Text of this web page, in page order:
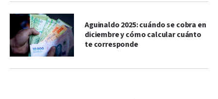
Aguinaldo 2025: cuándo se cobra en
diciembre y cómo calcular cuánto
te corresponde